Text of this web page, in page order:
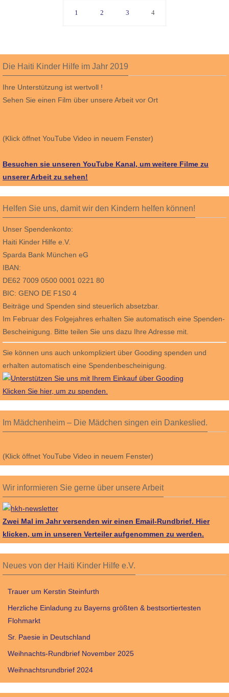
1 2 3 4
Die Haiti Kinder Hilfe im Jahr 2019
Ihre Unterstützung ist wertvoll !
Sehen Sie einen Film über unsere Arbeit vor Ort
(Klick öffnet YouTube Video in neuem Fenster)
Besuchen sie unseren YouTube Kanal, um weitere Filme zu
unserer Arbeit zu sehen!
Helfen Sie uns, damit wir den Kindern helfen können!
Unser Spendenkonto:
Haiti Kinder Hilfe e.V.
Sparda Bank München eG
IBAN:
DE62 7009 0500 0001 0221 80
BIC: GENO DE F1S0 4
Beiträge und Spenden sind steuerlich absetzbar.
Im Februar des Folgejahres erhalten Sie automatisch eine Spenden-
Bescheinigung. Bitte teilen Sie uns dazu Ihre Adresse mit.
Sie können uns auch unkompliziert über Gooding spenden und
erhalten automatisch eine Spendenbescheinigung.
Klicken Sie hier, um zu spenden.
Im Mädchenheim – Die Mädchen singen ein Dankeslied.
(Klick öffnet YouTube Video in neuem Fenster)
Wir informieren Sie gerne über unsere Arbeit
Zwei Mal im Jahr versenden wir einen Email-Rundbrief. Hier
klicken, um in unseren Verteiler aufgenommen zu werden.
Neues von der Haiti Kinder Hilfe e.V.
Trauer um Kerstin Steinfurth
Herzliche Einladung zu Bayerns größten & bestsortiertesten
Flohmarkt
Sr. Paesie in Deutschland
Weihnachts-Rundbrief November 2025
Weihnachtsrundbrief 2024